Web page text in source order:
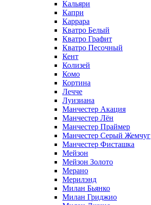
Кальяри
Капри
Каррара
Кватро Белый
Кватро Графит
Кватро Песочный
Кент
Колизей
Комо
Кортина
Лечче
Луизиана
Манчестер Акация
Манчестер Лён
Манчестер Праймер
Манчестер Серый Жемчуг
Манчестер Фисташка
Мейзон
Мейзон Золото
Мерано
Мерилэнд
Милан Бьянко
Милан Гриджио